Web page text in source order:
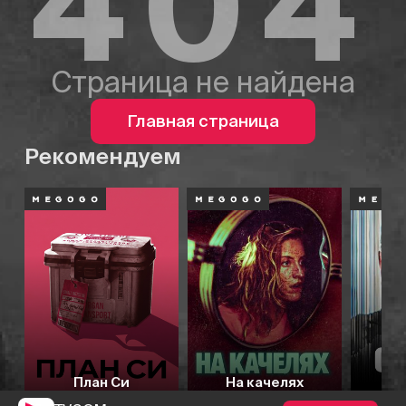
Страница не найдена
Главная страница
Рекомендуем
План Си На качелях